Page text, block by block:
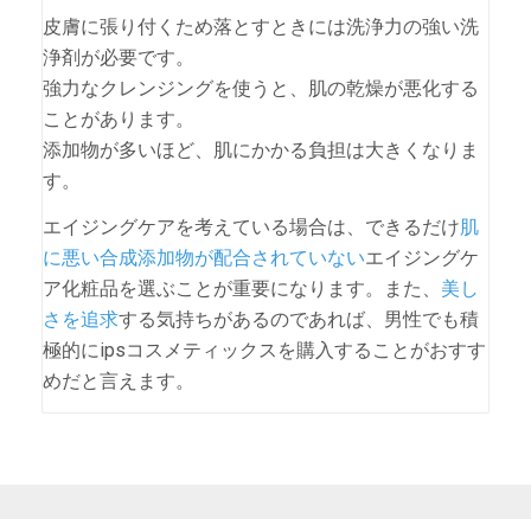
皮膚に張り付くため落とすときには洗浄力の強い洗
浄剤が必要です。
強力なクレンジングを使うと、肌の乾燥が悪化する
ことがあります。
添加物が多いほど、肌にかかる負担は大きくなりま
す。
エイジングケアを考えている場合は、できるだけ肌
に悪い合成添加物が配合されていないエイジングケ
ア化粧品を選ぶことが重要になります。また、 美し
さを追求する気持ちがあるのであれば、男性でも積
極的にipsコスメティックスを購入することがおすす
めだと言えます。